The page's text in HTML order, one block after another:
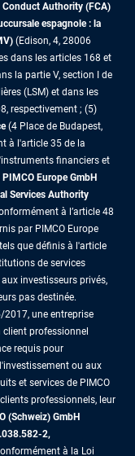
Authority (FCA)
espagnole : la
(Edison, 4, 28006
dans les articles 168 et
la partie V, section I de
(LSM) et dans les
respectivement ; (5)
(4 Place de Budapest,
à l'article 35 de la
financiers et
PIMCO Europe GmbH
Services Authority
à l’article 48
par PIMCO Europe
que définis à l'article
de services
investisseurs privés,
pas destinée.
2017, une entreprise
professionnel
requis pour
ou aux
et services de PIMCO
professionnels, leur
(Schweiz) GmbH
2,
à la Loi